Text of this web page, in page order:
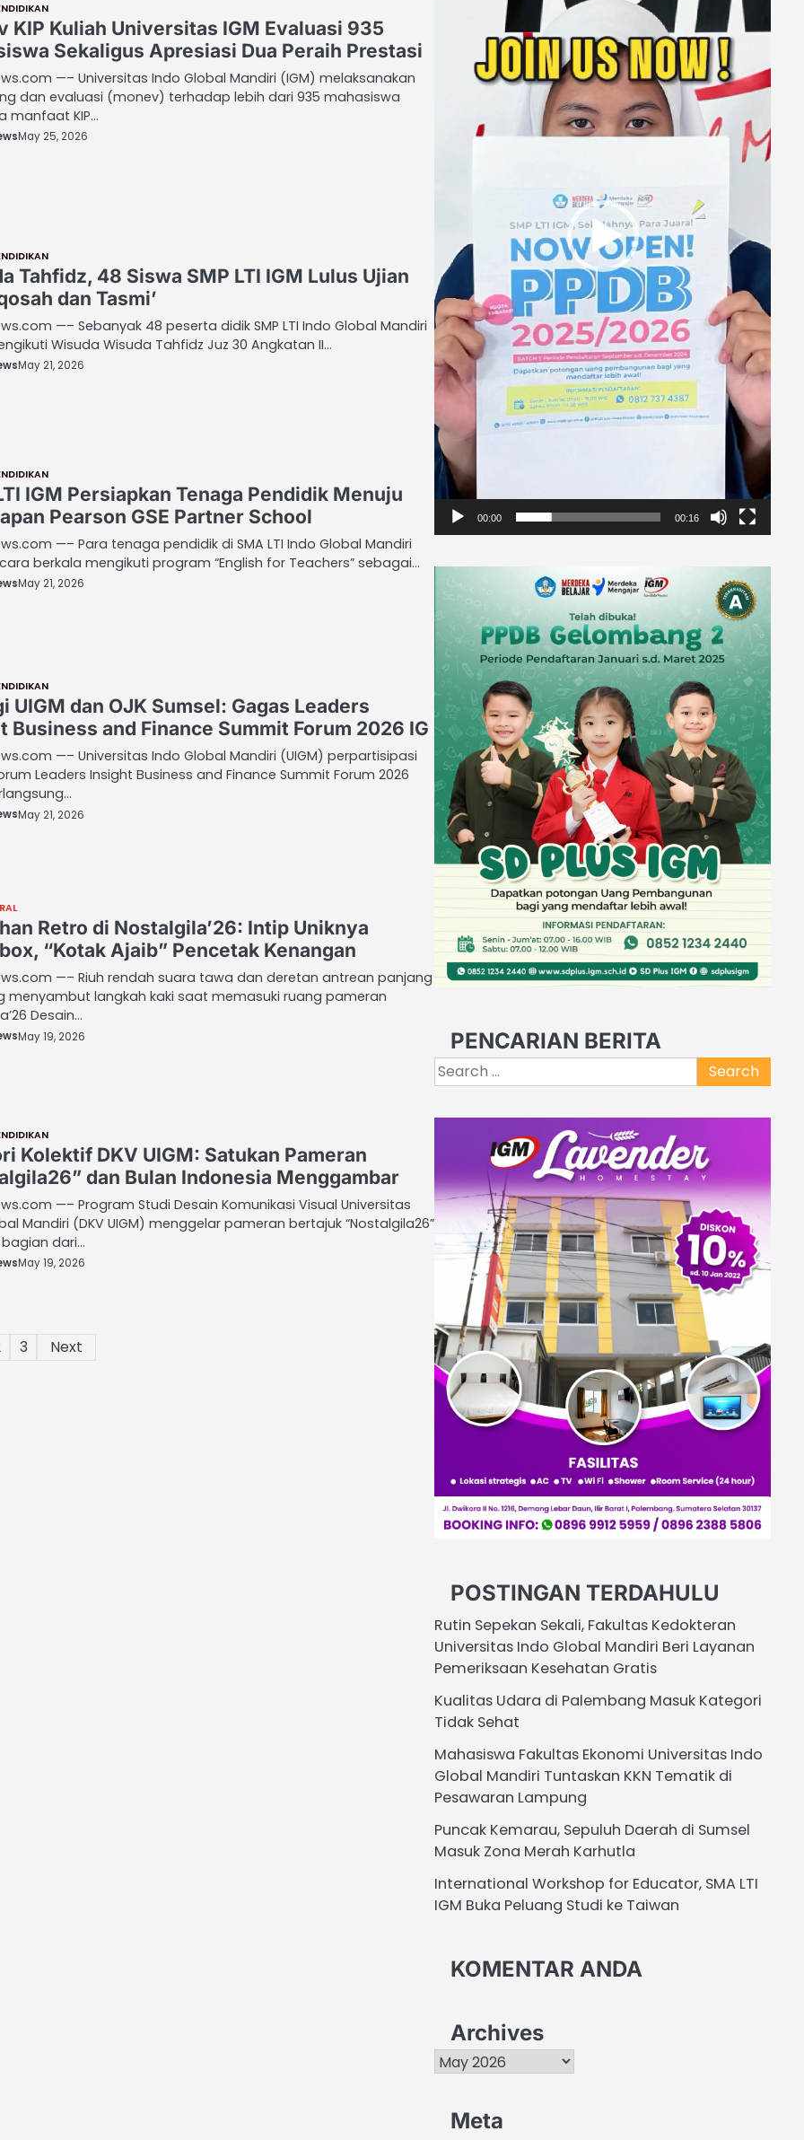
KIP Kuliah Universitas IGM Evaluasi 935
Sekaligus Apresiasi Dua Peraih Prestasi
—– Universitas Indo Global Mandiri (IGM) melaksanakan
dan evaluasi (monev) terhadap lebih dari 935 mahasiswa
manfaat KIP…
May 25, 2026
Tahfidz, 48 Siswa SMP LTI IGM Lulus Ujian
dan Tasmi’
—– Sebanyak 48 peserta didik SMP LTI Indo Global Mandiri
Wisuda Wisuda Tahfidz Juz 30 Angkatan II…
May 21, 2026
IGM Persiapkan Tenaga Pendidik Menuju
Pearson GSE Partner School
—– Para tenaga pendidik di SMA LTI Indo Global Mandiri
berkala mengikuti program “English for Teachers” sebagai…
May 21, 2026
UIGM dan OJK Sumsel: Gagas Leaders
Business and Finance Summit Forum 2026 IG
—– Universitas Indo Global Mandiri (UIGM) perpartisipasi
Leaders Insight Business and Finance Summit Forum 2026
May 21, 2026
Retro di Nostalgila’26: Intip Uniknya
“Kotak Ajaib” Pencetak Kenangan
—– Riuh rendah suara tawa dan deretan antrean panjang
menyambut langkah kaki saat memasuki ruang pameran
Desain…
May 19, 2026
Kolektif DKV UIGM: Satukan Pameran
dan Bulan Indonesia Menggambar
—– Program Studi Desain Komunikasi Visual Universitas
Mandiri (DKV UIGM) menggelar pameran bertajuk “Nostalgila26”
dari…
May 19, 2026
3 Next
00:00 00:16
PENCARIAN BERITA
Search
for:
POSTINGAN TERDAHULU
Rutin Sepekan Sekali, Fakultas Kedokteran
Universitas Indo Global Mandiri Beri Layanan
Pemeriksaan Kesehatan Gratis
Kualitas Udara di Palembang Masuk Kategori
Tidak Sehat
Mahasiswa Fakultas Ekonomi Universitas Indo
Global Mandiri Tuntaskan KKN Tematik di
Pesawaran Lampung
Puncak Kemarau, Sepuluh Daerah di Sumsel
Masuk Zona Merah Karhutla
International Workshop for Educator, SMA LTI
IGM Buka Peluang Studi ke Taiwan
KOMENTAR ANDA
Archives
Archives
Meta